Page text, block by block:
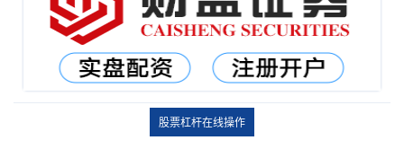
股票杠杆在线操作